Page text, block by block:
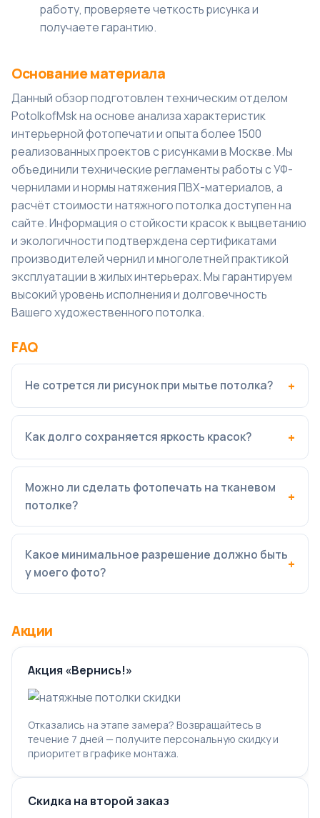
работу, проверяете четкость рисунка и
получаете гарантию.
Основание материала
Данный обзор подготовлен техническим отделом
PotolkofMsk на основе анализа характеристик
интерьерной фотопечати и опыта более 1500
реализованных проектов с рисунками в Москве. Мы
объединили технические регламенты работы с УФ-
чернилами и нормы натяжения ПВХ-материалов, а
расчёт стоимости натяжного потолкадоступен на
сайте. Информация о стойкости красок к выцветанию
и экологичности подтверждена сертификатами
производителей чернил и многолетней практикой
эксплуатации в жилых интерьерах. Мы гарантируем
высокий уровень исполнения и долговечность
Вашего художественного потолка.
FAQ
Не сотрется ли рисунок при мытье потолка?
Как долго сохраняется яркость красок?
Можно ли сделать фотопечать на тканевом
потолке?
Какое минимальное разрешение должно быть
у моего фото?
Акции
Акция «Вернись!»
Отказались на этапе замера? Возвращайтесь в
течение 7 дней — получите персональную скидку и
приоритет в графике монтажа.
Скидка на второй заказ